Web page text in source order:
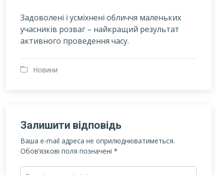
Задоволені і усміхнені обличчя маленьких
учасників розваг – найкращий результат
активного проведення часу.
Новини
Залишити відповідь
Ваша e-mail адреса не оприлюднюватиметься.
Обов’язкові поля позначені *